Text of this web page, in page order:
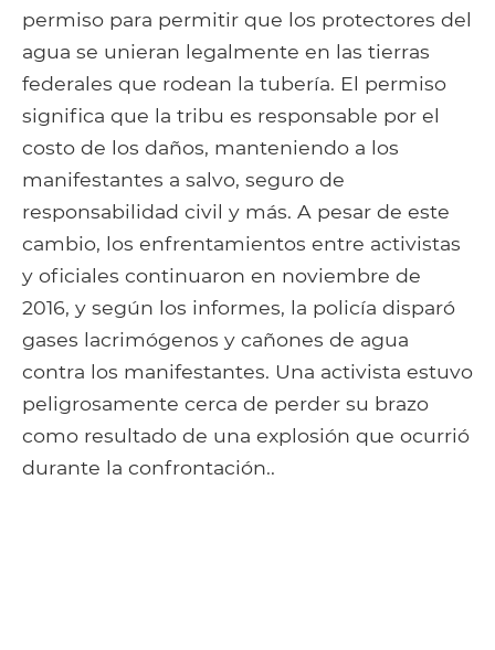
permiso para permitir que los protectores del
agua se unieran legalmente en las tierras
federales que rodean la tubería. El permiso
significa que la tribu es responsable por el
costo de los daños, manteniendo a los
manifestantes a salvo, seguro de
responsabilidad civil y más. A pesar de este
cambio, los enfrentamientos entre activistas
y oficiales continuaron en noviembre de
2016, y según los informes, la policía disparó
gases lacrimógenos y cañones de agua
contra los manifestantes. Una activista estuvo
peligrosamente cerca de perder su brazo
como resultado de una explosión que ocurrió
durante la confrontación..